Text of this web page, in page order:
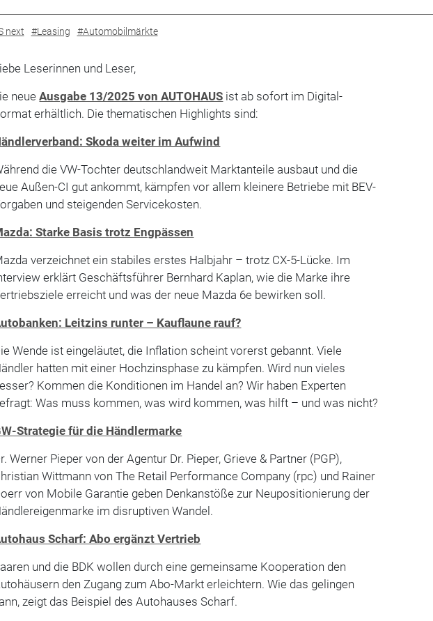
next #Leasing #Automobilmärkte
Leserinnen und Leser,
neueAusgabe 13/2025 von AUTOHAUS ist ab sofort im Digital-
erhältlich. Die thematischen Highlights sind:
Skoda weiter im Aufwind
die VW-Tochter deutschlandweit Marktanteile ausbaut und die
Außen-CI gut ankommt, kämpfen vor allem kleinere Betriebe mit BEV-
und steigenden Servicekosten.
Starke Basis trotz Engpässen
verzeichnet ein stabiles erstes Halbjahr – trotz CX-5-Lücke. Im
erklärt Geschäftsführer Bernhard Kaplan, wie die Marke ihre
erreicht und was der neue Mazda 6e bewirken soll.
Leitzins runter – Kauflaune rauf?
Wende ist eingeläutet, die Inflation scheint vorerst gebannt. Viele
hatten mit einer Hochzinsphase zu kämpfen. Wird nun vieles
Kommen die Konditionen im Handel an? Wir haben Experten
Was muss kommen, was wird kommen, was hilft – und was nicht?
Strategie für die Händlermarke
Werner Pieper von der Agentur Dr. Pieper, Grieve & Partner (PGP),
Wittmann von The Retail Performance Company (rpc) und Rainer
von Mobile Garantie geben Denkanstöße zur Neupositionierung der
im disruptiven Wandel.
Scharf: Abo ergänzt Vertrieb
und die BDK wollen durch eine gemeinsame Kooperation den
den Zugang zum Abo-Markt erleichtern. Wie das gelingen
zeigt das Beispiel des Autohauses Scharf.